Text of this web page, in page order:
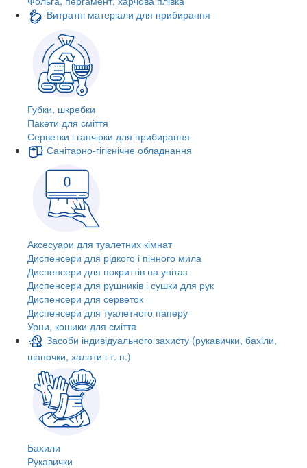
Витратні матеріали для прибирання
Губки, шкребки
Пакети для сміття
Серветки і ганчірки для прибирання
Санітарно-гігієнічне обладнання
Аксесуари для туалетних кімнат
Диспенсери для рідкого і пінного мила
Диспенсери для покриттів на унітаз
Диспенсери для рушників і сушки для рук
Диспенсери для серветок
Диспенсери для туалетного паперу
Урни, кошики для сміття
Засоби індивідуального захисту (рукавички, бахіли,
шапочки, халати і т. п.)
Бахили
Рукавички